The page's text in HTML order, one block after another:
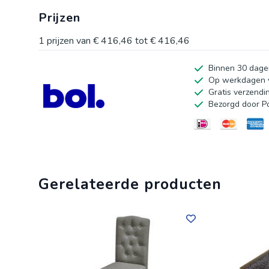
robuuste, gebogen houten constructie en vier stevige
bekleed met een onderhoudsvriendelijke stof voor
Prijzen
1 prijzen van € 416,46 tot€ 416,46
Binnen 30
Op werkdagen
Gratis
Bezorgd door
Gerelateerde producten